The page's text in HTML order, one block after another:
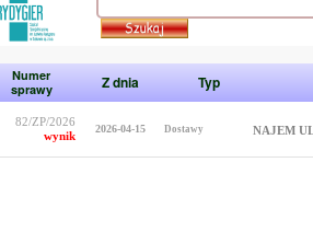
Numer
sprawy
Z dnia Typ
82/ZP/2026
wynik
2026-04-15 Dostawy NAJEM